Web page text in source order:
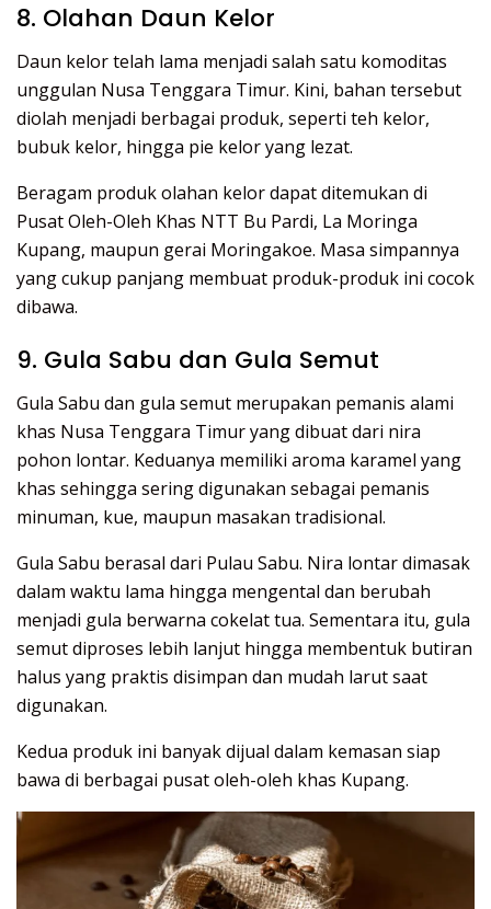
8. Olahan Daun Kelor
Daun kelor telah lama menjadi salah satu komoditas
unggulan Nusa Tenggara Timur. Kini, bahan tersebut
diolah menjadi berbagai produk, seperti teh kelor,
bubuk kelor, hingga pie kelor yang lezat.
Beragam produk olahan kelor dapat ditemukan di
Pusat Oleh-Oleh Khas NTT Bu Pardi, La Moringa
Kupang, maupun gerai Moringakoe. Masa simpannya
yang cukup panjang membuat produk-produk ini cocok
dibawa.
9. Gula Sabu dan Gula Semut
Gula Sabu dan gula semut merupakan pemanis alami
khas Nusa Tenggara Timur yang dibuat dari nira
pohon lontar. Keduanya memiliki aroma karamel yang
khas sehingga sering digunakan sebagai pemanis
minuman, kue, maupun masakan tradisional.
Gula Sabu berasal dari Pulau Sabu. Nira lontar dimasak
dalam waktu lama hingga mengental dan berubah
menjadi gula berwarna cokelat tua. Sementara itu, gula
semut diproses lebih lanjut hingga membentuk butiran
halus yang praktis disimpan dan mudah larut saat
digunakan.
Kedua produk ini banyak dijual dalam kemasan siap
bawa di berbagai pusat oleh-oleh khas Kupang.